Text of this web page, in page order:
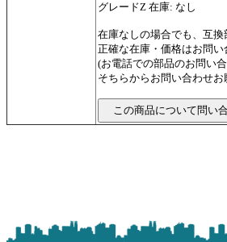
グレードZ 在庫: なし
在庫なしの場合でも、互
正確な在庫・価格はお問い
(お電話での部品のお問い
そちらからお問い合わせ